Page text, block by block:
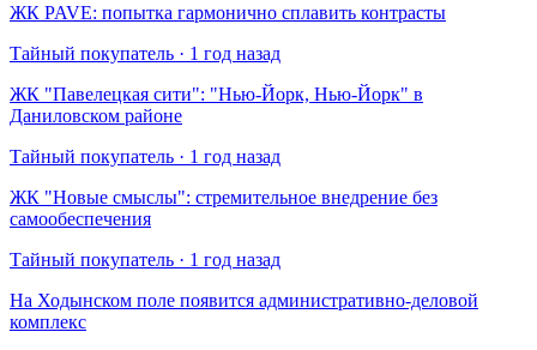
​ЖК PAVE: попытка гармонично сплавить контрасты
Тайный покупатель · 1 год назад
​ЖК "Павелецкая сити": "Нью-Йорк, Нью-Йорк" в
Даниловском районе
Тайный покупатель · 1 год назад
​ЖК "Новые смыслы": стремительное внедрение без
самообеспечения
Тайный покупатель · 1 год назад
На Ходынском поле появится административно-деловой
комплекс